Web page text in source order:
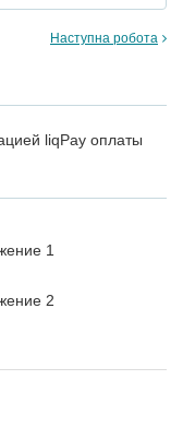
Наступна робота
liqPay оплаты